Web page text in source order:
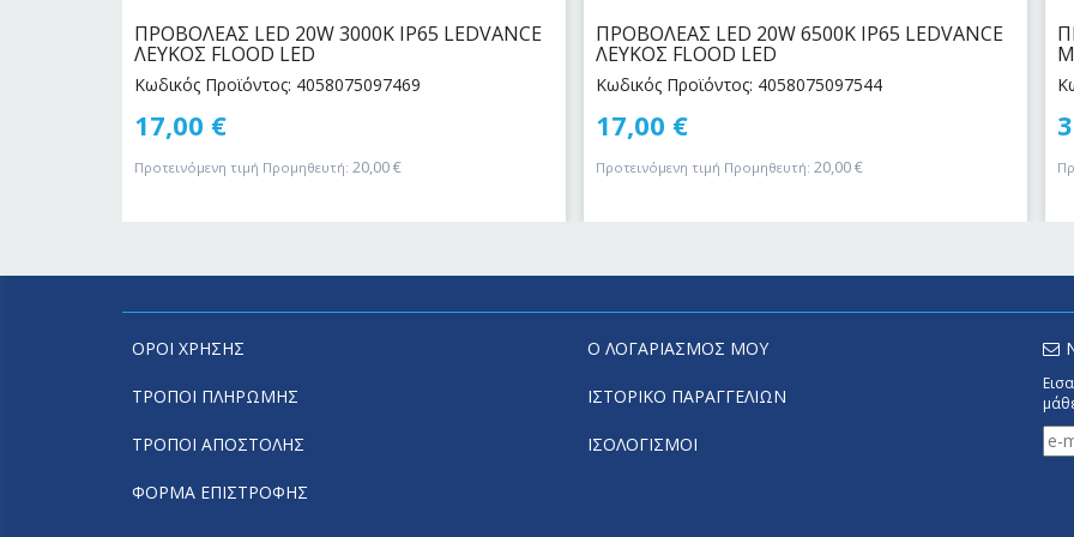
ΠΡΟΒΟΛΕΑΣ LED 20W 3000Κ IP65 LEDVANCE
ΛΕΥΚΟΣ FLOOD LED
Κωδικός Προϊόντος: 4058075097469
17,00 €
Προτεινόμενη τιμή Προμηθευτή: 20,00€
ΠΡΟΒΟΛΕΑΣ LED 20W 6500Κ IP65 LEDVANCE
ΛΕΥΚΟΣ FLOOD LED
Κωδικός Προϊόντος: 4058075097544
17,00 €
Προτεινόμενη τιμή Προμηθευτή: 20,00€
ΟΡΟΙ ΧΡΗΣΗΣ
ΤΡΟΠΟΙ ΠΛΗΡΩΜΗΣ
ΤΡΟΠΟΙ ΑΠΟΣΤΟΛΗΣ
ΦΟΡΜΑ ΕΠΙΣΤΡΟΦΗΣ
Ο ΛΟΓΑΡΙΑΣΜΟΣ ΜΟΥ
ΙΣΤΟΡΙΚΟ ΠΑΡΑΓΓΕΛΙΩΝ
ΙΣΟΛΟΓΙΣΜΟΙ